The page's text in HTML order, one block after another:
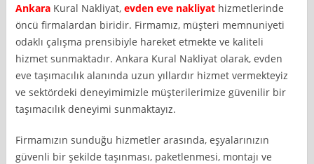
Ankara Kural Nakliyat,evden eve nakliyat hizmetlerinde
öncü firmalardan biridir. Firmamız, müşteri memnuniyeti
odaklı çalışma prensibiyle hareket etmekte ve kaliteli
hizmet sunmaktadır. Ankara Kural Nakliyat olarak, evden
eve taşımacılık alanında uzun yıllardır hizmet vermekteyiz
ve sektördeki deneyimimizle müşterilerimize güvenilir bir
taşımacılık deneyimi sunmaktayız.
Firmamızın sunduğu hizmetler arasında, eşyalarınızın
güvenli bir şekilde taşınması, paketlenmesi, montajı ve